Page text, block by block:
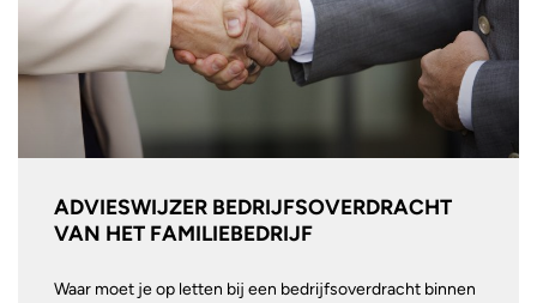
ADVIESWIJZER BEDRIJFSOVERDRACHT
VAN HET FAMILIEBEDRIJF
Waar moet je op letten bij een bedrijfsoverdracht binnen